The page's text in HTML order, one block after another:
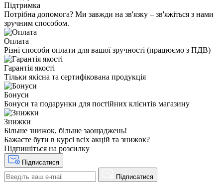
Підтримка
Потрібна допомога? Ми завжди на зв'язку – зв'яжіться з нами
зручним способом.
Оплата
Різні способи оплати для вашої зручності (працюємо з ПДВ)
Гарантія якості
Тільки якісна та сертифікована продукція
Бонуси
Бонуси та подарунки для постійних клієнтів магазину
Знижки
Більше знижок, більше заощаджень!
Бажаєте бути в курсі всіх акцій та знижок?
Підпишіться на розсилку
Підписатися
Підписатися